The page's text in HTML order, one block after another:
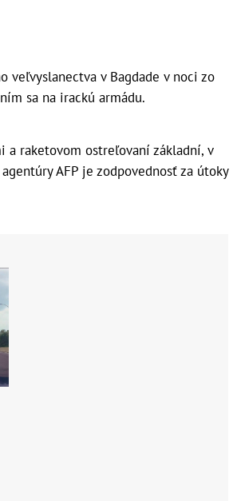
veľvyslanectva v Bagdade v noci zo
sa na irackú armádu.
raketovom ostreľovaní základní, v
AFP je zodpovednosť za útoky